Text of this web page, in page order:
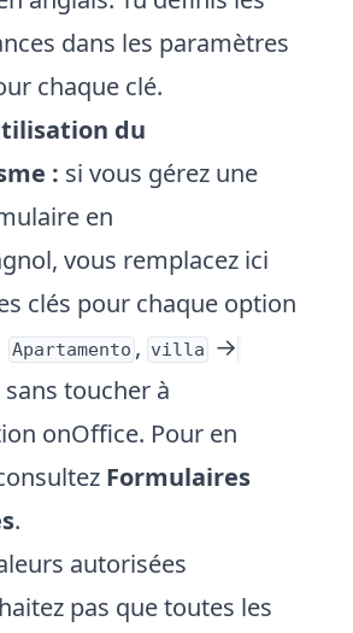
dans les paramètres
chaque clé.
du
: si vous gérez une
en
vous remplacez ici
clés pour chaque option
Apartamento , villa →
toucher à
onOffice. Pour en
Formulaires
.
autorisées
pas que toutes les